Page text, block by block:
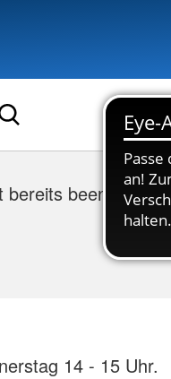
bereits beendet!
14 - 15 Uhr.